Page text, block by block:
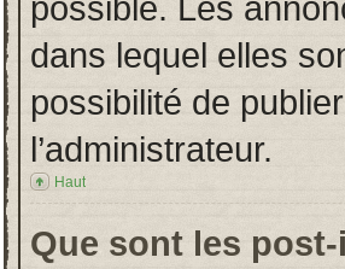
dans lequel elles
possibilité de
l’administrateur.
Haut
Que sont les